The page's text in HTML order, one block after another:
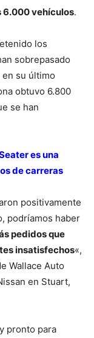
6.000 vehículos.
los
sobrepasado
en su último
obtuvo 6.800
se han
es una
de carreras
positivamente
podríamos haber
pedidos que
insatisfechos«,
Wallace Auto
en Stuart,
pronto para